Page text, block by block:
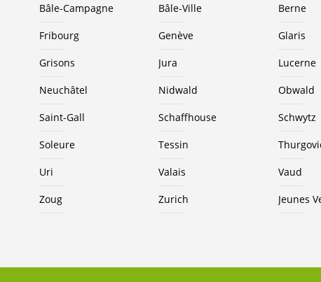
Bâle-Campagne Bâle-Ville Berne
Fribourg Genève Glaris
Grisons Jura Lucerne
Neuchâtel Nidwald Obwald
Saint-Gall Schaffhouse Schwytz
Soleure Tessin
Uri Valais Vaud
Zoug Zurich Jeunes